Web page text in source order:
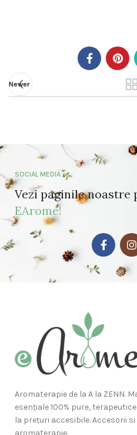
Newer
SOCIAL MEDIA
Vezi paginile noastre
EArome!
Aromaterapie de la A la ZENN.
esențiale 100% pure,
la prețuri accesibile. Accesorii
aromaterapie.